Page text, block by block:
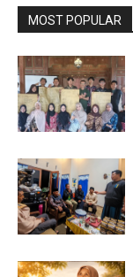
MOST POPULAR